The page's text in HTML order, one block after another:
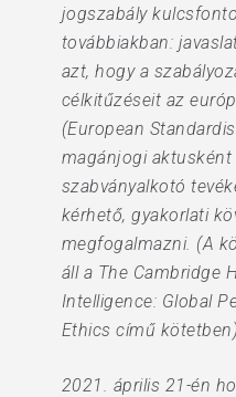
jogszabály
továbbiakban:
azt, hogy a
célkitűzéseit az
(European
magánjogi
szabványalkotó
kérhető, gyakorlati
megfogalmazni. (A
áll a The Cambridge
Intelligence: Global
Ethics című
2021. április 21-én